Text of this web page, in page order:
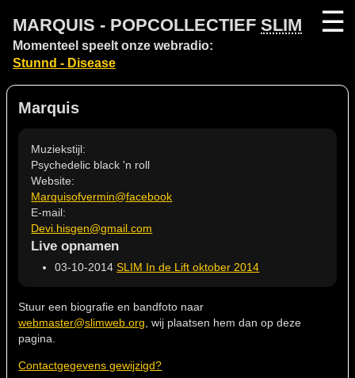
MARQUIS - POPCOLLECTIEF SLIM
Momenteel speelt onze webradio:
Stunnd - Disease
☰
Marquis
Muziekstijl:
Psychedelic black 'n roll
Website:
Marquisofvermin@facebook
E-mail:
Devi.hisgen@gmail.com
Live opnamen
03-10-2014SLIM In de Lift oktober 2014
Stuur een biografie en bandfoto naar
webmaster@slimweb.org , wij plaatsen hem dan op deze
pagina.
Contactgegevens gewijzigd?